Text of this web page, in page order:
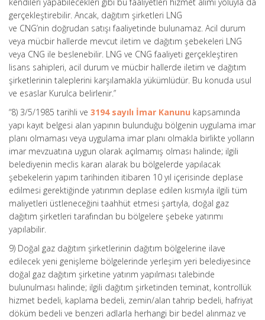
gerçekleştirebilir. Ancak, dağıtım şirketleri LNG
ve CNG’nin doğrudan satışı faaliyetinde bulunamaz. Acil durum
veya mücbir hallerde mevcut iletim ve dağıtım şebekeleri LNG
veya CNG ile beslenebilir. LNG ve CNG faaliyeti gerçekleştiren
lisans sahipleri, acil durum ve mücbir hallerde iletim ve dağıtım
şirketlerinin taleplerini karşılamakla yükümlüdür. Bu konuda usul
ve esaslar Kurulca belirlenir.”
“8) 3/5/1985 tarihli ve 3194 sayılı İmar Kanunu kapsamında
yapı kayıt belgesi alan yapının bulunduğu bölgenin uygulama imar
planı olmaması veya uygulama imar planı olmakla birlikte yolların
imar mevzuatına uygun olarak açılmamış olması halinde; ilgili
belediyenin meclis kararı alarak bu bölgelerde yapılacak
şebekelerin yapım tarihinden itibaren 10 yıl içerisinde deplase
edilmesi gerektiğinde yatırımın deplase edilen kısmıyla ilgili tüm
maliyetleri üstleneceğini taahhüt etmesi şartıyla, doğal gaz
dağıtım şirketleri tarafından bu bölgelere şebeke yatırımı
yapılabilir.
9) Doğal gaz dağıtım şirketlerinin dağıtım bölgelerine ilave
edilecek yeni genişleme bölgelerinde yerleşim yeri belediyesince
doğal gaz dağıtım şirketine yatırım yapılması talebinde
bulunulması halinde; ilgili dağıtım şirketinden teminat, kontrollük
hizmet bedeli, kaplama bedeli, zemin/alan tahrip bedeli, hafriyat
döküm bedeli ve benzeri adlarla herhangi bir bedel alınmaz ve